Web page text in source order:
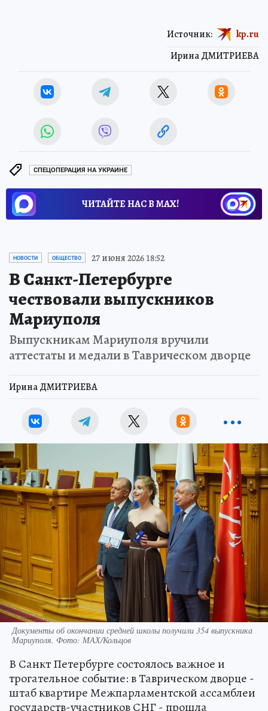
Ирина ДМИТРИЕВА
Источник: kp.ru
СПЕЦОПЕРАЦИЯ НА УКРАИНЕ
ЧИТАЙТЕ НАС В МАХ!
НОВОСТИ ОБЩЕСТВО 27 июня 2026 18:52
В Санкт-Петербурге
чествовали выпускников
Мариуполя
Выпускникам Мариуполя вручили
аттестаты и медали в Таврическом дворце
Ирина ДМИТРИЕВА
Документы об окончании средней школы получили 354 выпускника
Мариуполя. Фото: МАХ/Кольцов
В Санкт Петербурге состоялось важное и
трогательное событие: в Таврическом дворце -
штаб квартире Межпарламентской ассамблеи
государств-участников СНГ - прошла